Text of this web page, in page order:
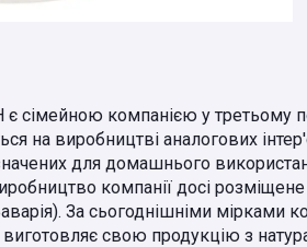
є сімейною компанією у третьому
на виробництві аналогових
для домашнього
компанії досі
За сьогоднішніми мірками
свою продукцію з